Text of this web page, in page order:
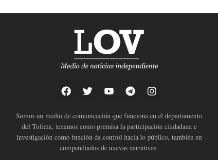
Somos un medio de comunicación que funciona en el departamento
del Tolima, tenemos como premisa la participación ciudadana e
investigación como función de control hacia lo público, también en
compendiados de nuevas narrativas.